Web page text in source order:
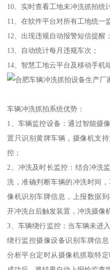
10、实时查看工地未冲洗抓拍统
11、在软件平台对所有工地统一
12、出现违规自动报警短信提醒；
13、自动统计每月违规车次；
14、智慧工地云平台及移动手机
车辆冲洗抓拍系统优势：
1、车辆监控设备：通过智能摄
置只识别黄牌车辆，摄像机支
控；
2、冲洗及时长监控：结合冲洗
洗，准确判断车辆的冲洗时间
像机识别车牌信息，上报数据
开冲洗台后触发装置，冲洗摄像
3、车辆绕行监控：当车辆未进
绕行监控摄像设备识别车牌信
分析平台定时从摄像机抓取特